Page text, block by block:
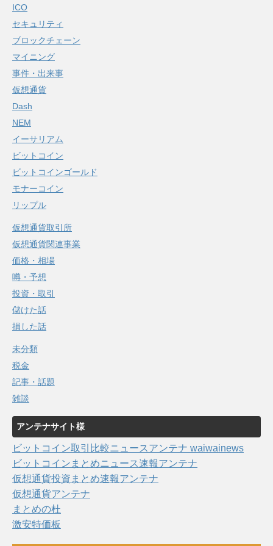
ICO
セキュリティ
ブロックチェーン
マイニング
事件・出来事
仮想通貨
Dash
NEM
イーサリアム
ビットコイン
ビットコインゴールド
モナーコイン
リップル
仮想通貨取引所
仮想通貨関連事業
価格・相場
噂・予想
投資・取引
儲けた話
損した話
未分類
税金
記事・話題
雑談
アンテナサイト様
ビットコイン取引比較ニュースアンテナ waiwainews
ビットコインまとめニュース速報アンテナ
仮想通貨投資まとめ速報アンテナ
仮想通貨アンテナ
まとめの杜
激安特価板